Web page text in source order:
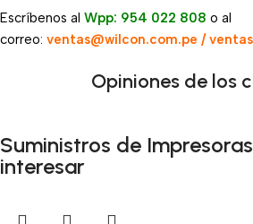
Escríbenos al Wpp: 954 022 808 o al
correo: ventas@wilcon.com.pe /
Opiniones de los
Suministros de
interesar